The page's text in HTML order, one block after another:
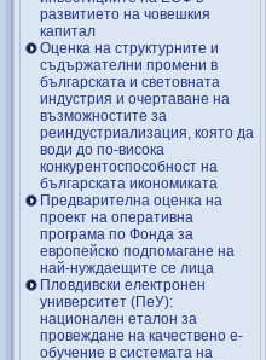
развитието на човешкия
капитал
Оценка на структурните и
съдържателни промени в
българската и световната
индустрия и очертаване на
възможностите за
реиндустриализация, която да
води до по-висока
конкурентоспособност на
българската икономиката
Предварителна оценка на
проект на оперативна
програма по Фонда за
европейско подпомагане на
най-нуждаещите се лица
Пловдивски електронен
университет (ПеУ):
национален еталон за
провеждане на качествено е-
обучение в системата на